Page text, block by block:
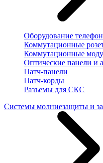
Оборудование
Коммутационные
Коммутационные
Оптические панели и
Патч-панели
Патч-корды
Разъемы для СКС
Системы молниезащиты и